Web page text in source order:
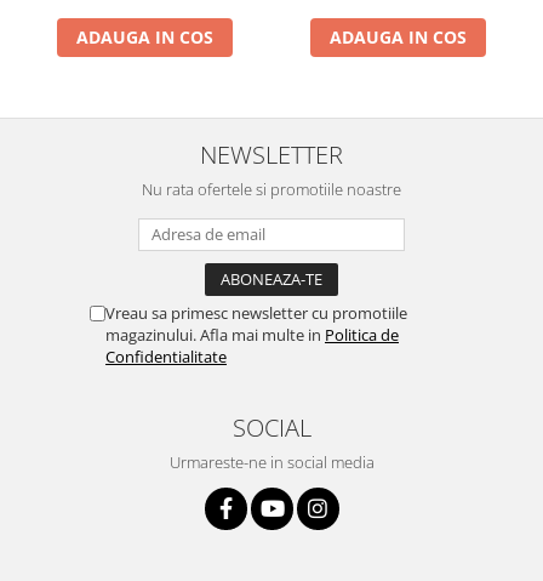
ADAUGA IN COS ADAUGA IN COS
NEWSLETTER
Nu rata ofertele si promotiile noastre
Vreau sa primesc newsletter cu promotiile
magazinului. Afla mai multe in Politica de
Confidentialitate
SOCIAL
Urmareste-ne in social media